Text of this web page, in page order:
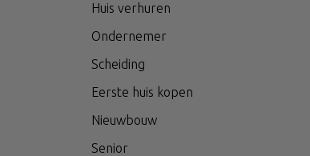
Huis verhuren
Ondernemer
Scheiding
Eerste huis kopen
Nieuwbouw
Senior